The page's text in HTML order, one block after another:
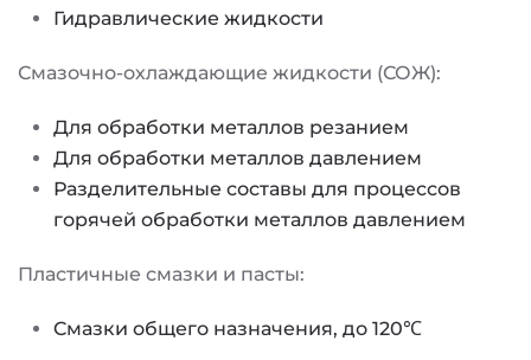
Гидравлические жидкости
Смазочно-охлаждающие жидкости (СОЖ):
Для обработки металлов резанием
Для обработки металлов давлением
Разделительные составы для процессов
горячей обработки металлов давлением
Пластичные смазки и пасты:
Cмазки общего назначения, до 120℃